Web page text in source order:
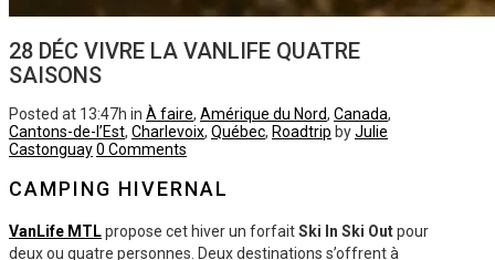
28 DÉC VIVRE LA VANLIFE QUATRE
SAISONS
Posted at 13:47h in À faire, Amérique du Nord, Canada,
Cantons-de-l’Est, Charlevoix, Québec, Roadtrip byJulie
Castonguay0 Comments
CAMPING HIVERNAL
VanLife MTLpropose cet hiver un forfaitSki In Ski Outpour
deux ou quatre personnes. Deux destinations s’offrent à